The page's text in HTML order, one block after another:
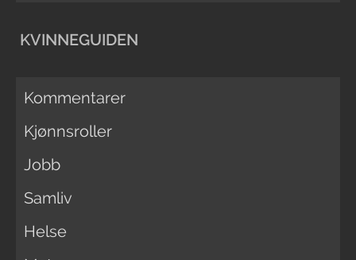
KVINNEGUIDEN
Kommentarer
Kjønnsroller
Jobb
Samliv
Helse